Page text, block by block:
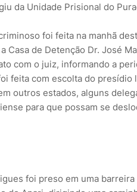
da Unidade Prisional do
foi feita na manhã
Casa de Detenção Dr. José
com o juiz, informando a
feita com escolta do presídio
outros estados, alguns
para que possam se
foi preso em uma